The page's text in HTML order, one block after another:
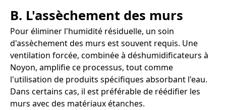
B. L'assèchement des murs
Pour éliminer l'humidité résiduelle, un soin
d'assèchement des murs est souvent requis. Une
ventilation forcée, combinée à déshumidificateurs à
Noyon, amplifie ce processus, tout comme
l'utilisation de produits spécifiques absorbant l'eau.
Dans certains cas, il est préférable de réédifier les
murs avec des matériaux étanches.